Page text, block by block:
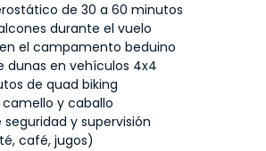
de 30 a 60 minutos
durante el vuelo
el campamento beduino
dunas en vehículos 4x4
de quad biking
y caballo
y supervisión
café, jugos)